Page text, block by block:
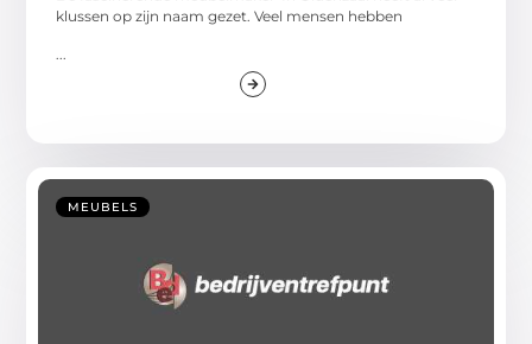
klussen op zijn naam gezet. Veel mensen hebben
...
MEUBELS